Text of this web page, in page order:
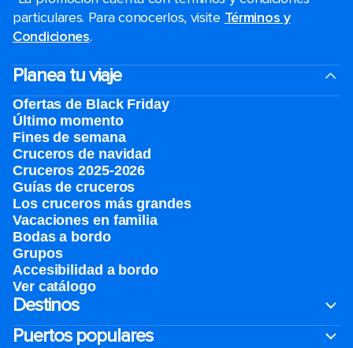
particulares. Para conocerlos, visite Términos y
Condiciones.
Planea tu viaje
Ofertas de Black Friday
Último momento
Fines de semana
Cruceros de navidad
Cruceros 2025-2026
Guías de cruceros
Los cruceros más grandes
Vacaciones en familia
Bodas a bordo
Grupos
Accesibilidad a bordo
Ver catálogo
Destinos
Puertos populares